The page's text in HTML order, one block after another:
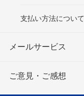
支払い方法について
メールサービス
ご意見・ご感想